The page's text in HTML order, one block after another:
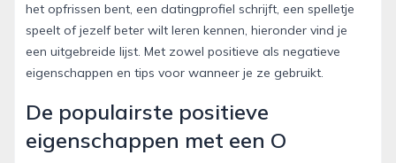
het opfrissen bent, een datingprofiel schrijft, een spelletje
speelt of jezelf beter wilt leren kennen, hieronder vind je
een uitgebreide lijst. Met zowel positieve als negatieve
eigenschappen en tips voor wanneer je ze gebruikt.
De populairste positieve
eigenschappen met een O